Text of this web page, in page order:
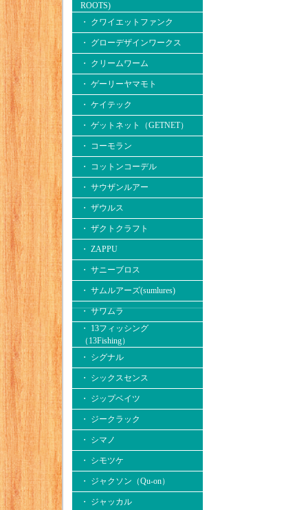
ROOTS)
・ クワイエットファンク
・ グローデザインワークス
・ クリームワーム
・ ゲーリーヤマモト
・ ケイテック
・ ゲットネット（GETNET）
・ コーモラン
・ コットンコーデル
・ サウザンルアー
・ ザウルス
・ ザクトクラフト
・ ZAPPU
・ サニーブロス
・ サムルアーズ(sumlures)
・ サワムラ
・ 13フィッシング
（13Fishing）
・ シグナル
・ シックスセンス
・ ジップベイツ
・ ジークラック
・ シマノ
・ シモツケ
・ ジャクソン（Qu-on）
・ ジャッカル